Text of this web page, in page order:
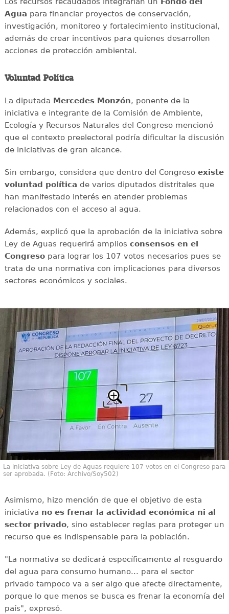
Agua para financiar proyectos de conservación,
investigación, monitoreo y fortalecimiento institucional,
además de crear incentivos para quienes desarrollen
acciones de protección ambiental.
Voluntad Política
La diputada Mercedes Monzón, ponente de la
iniciativa e integrante de la Comisión de Ambiente,
Ecología y Recursos Naturales del Congreso mencionó
que el contexto preelectoral podría dificultar la discusión
de iniciativas de gran alcance.
Sin embargo, considera que dentro del Congreso existe
voluntad política de varios diputados distritales que
han manifestado interés en atender problemas
relacionados con el acceso al agua.
Además, explicó que la aprobación de la iniciativa sobre
Ley de Aguas requerirá amplios consensos en el
Congresopara lograr los 107 votos necesarios pues se
trata de una normativa con implicaciones para diversos
sectores económicos y sociales.
La iniciativa sobre Ley de Aguas requiere 107 votos en el Congreso para
ser aprobada. (Foto: Archivo/Soy502)
Asimismo, hizo mención de que el objetivo de esta
iniciativa no es frenar la actividad económica ni al
sector privado, sino establecer reglas para proteger un
recurso que es indispensable para la población.
"La normativa se dedicará específicamente al resguardo
del agua para consumo humano... para el sector
privado tampoco va a ser algo que afecte directamente,
porque lo que menos se busca es frenar la economía del
país", expresó.